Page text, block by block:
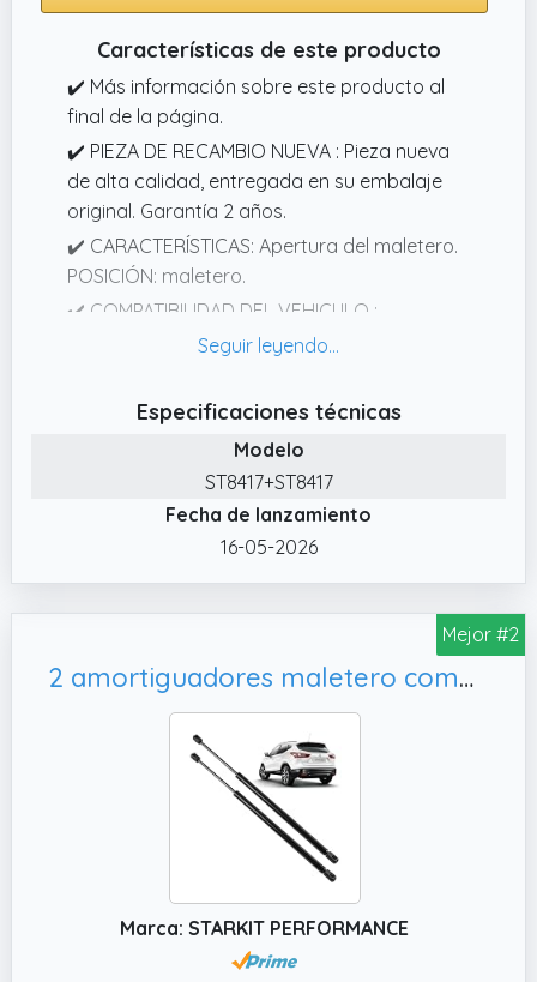
Características de este producto
✔️ Más información sobre este producto al
final de la página.
✔️ PIEZA DE RECAMBIO NUEVA : Pieza nueva
de alta calidad, entregada en su embalaje
original. Garantía 2 años.
✔️ CARACTERÍSTICAS: Apertura del maletero.
POSICIÓN: maletero.
✔️ COMPATIBILIDAD DEL VEHICULO :
compatible para CITROEN C4 1 de 2004 a
✔️ REFERENCIAS CONSTRUCTOR
8731.J8, 8731 J8, Referencias equivalentes de
otras marcas: 10100172, 773284,
430719073305, 121661, MH70659, 46646,
✔️ MUELLE APERTURA DEL PORTÓN:
amortiguadores maletero compatibles para
Especificaciones técnicas
Modelo
ST8417+ST8417
Fecha de lanzamiento
16-05-2026
Mejor #2
2 amortiguadores maletero compatibles para Qashqai 2 (J11) (2013-2021) muelle neumático maletero. 904504EA0A, 904504EA1A
Marca: STARKIT PERFORMANCE